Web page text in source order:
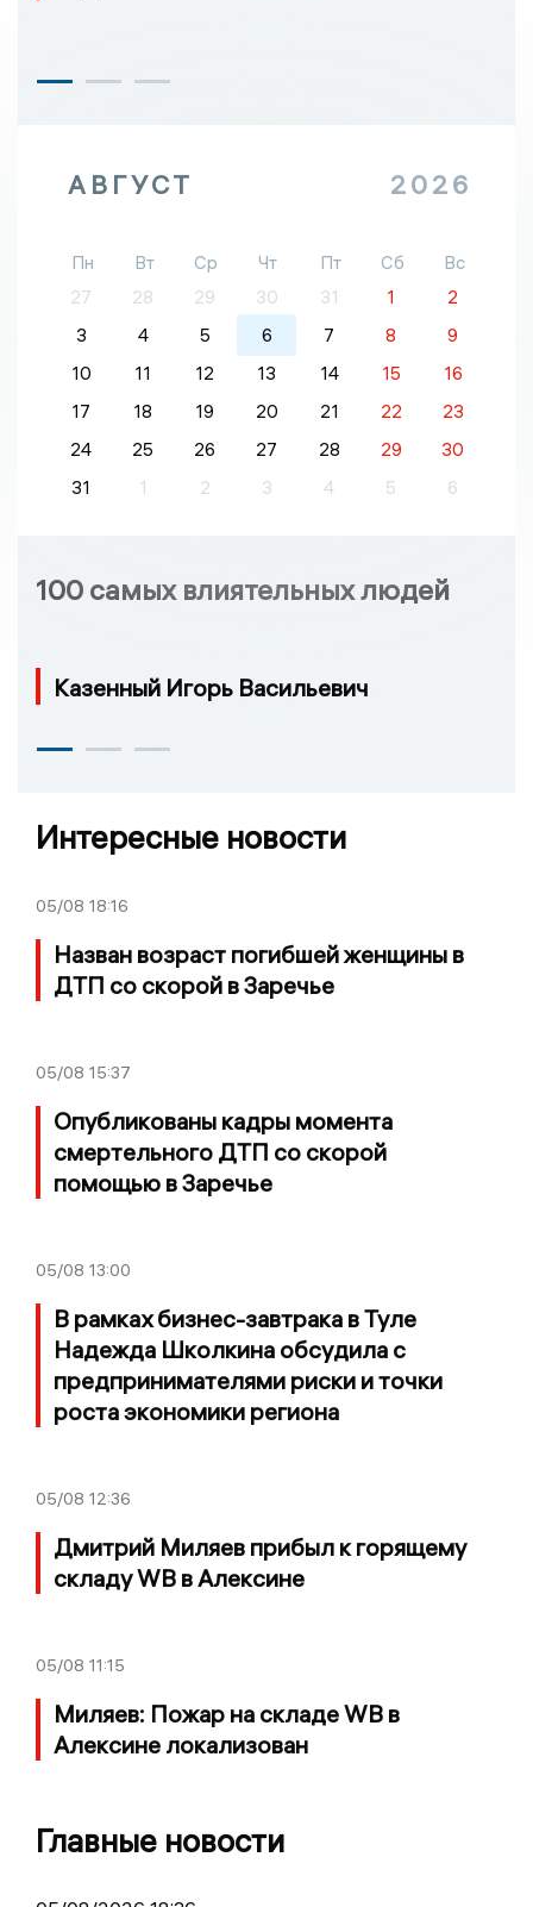
АВГУСТ 2026
Пн Вт Ср Чт Пт Сб
Вс
27
28 29 30 31 1
2
3
4 5 6 7 8
9
10
11 12 13 14 15
16
17
18 19 20 21 22
23
24
25 26 27 28 29
30
31
1 2 3 4 5 6
100 самых влиятельных людей
Казенный Игорь Васильевич
Интересные новости
05/08 18:16
Назван возраст погибшей женщины в
ДТП со скорой в Заречье
05/08 15:37
Опубликованы кадры момента
смертельного ДТП со скорой
помощью в Заречье
05/08 13:00
В рамках бизнес-завтрака в Туле
Надежда Школкина обсудила с
предпринимателями риски и точки
роста экономики региона
05/08 12:36
Дмитрий Миляев прибыл к горящему
складу WB в Алексине
05/08 11:15
Миляев: Пожар на складе WB в
Алексине локализован
Главные новости